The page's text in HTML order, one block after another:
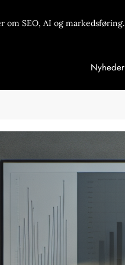
om SEO, AI og markedsføring.
Nyheder